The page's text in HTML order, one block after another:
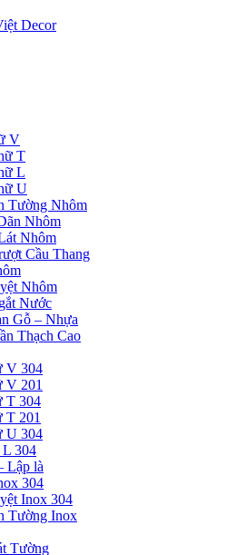
Decor
V
T
L
U
Tường Nhôm
Nhôm
Nhôm
Cầu Thang
Nhôm
Nước
Gỗ – Nhựa
Thạch Cao
V 304
V 201
T 304
T 201
U 304
304
Lập là
304
Inox 304
Tường Inox
Tường